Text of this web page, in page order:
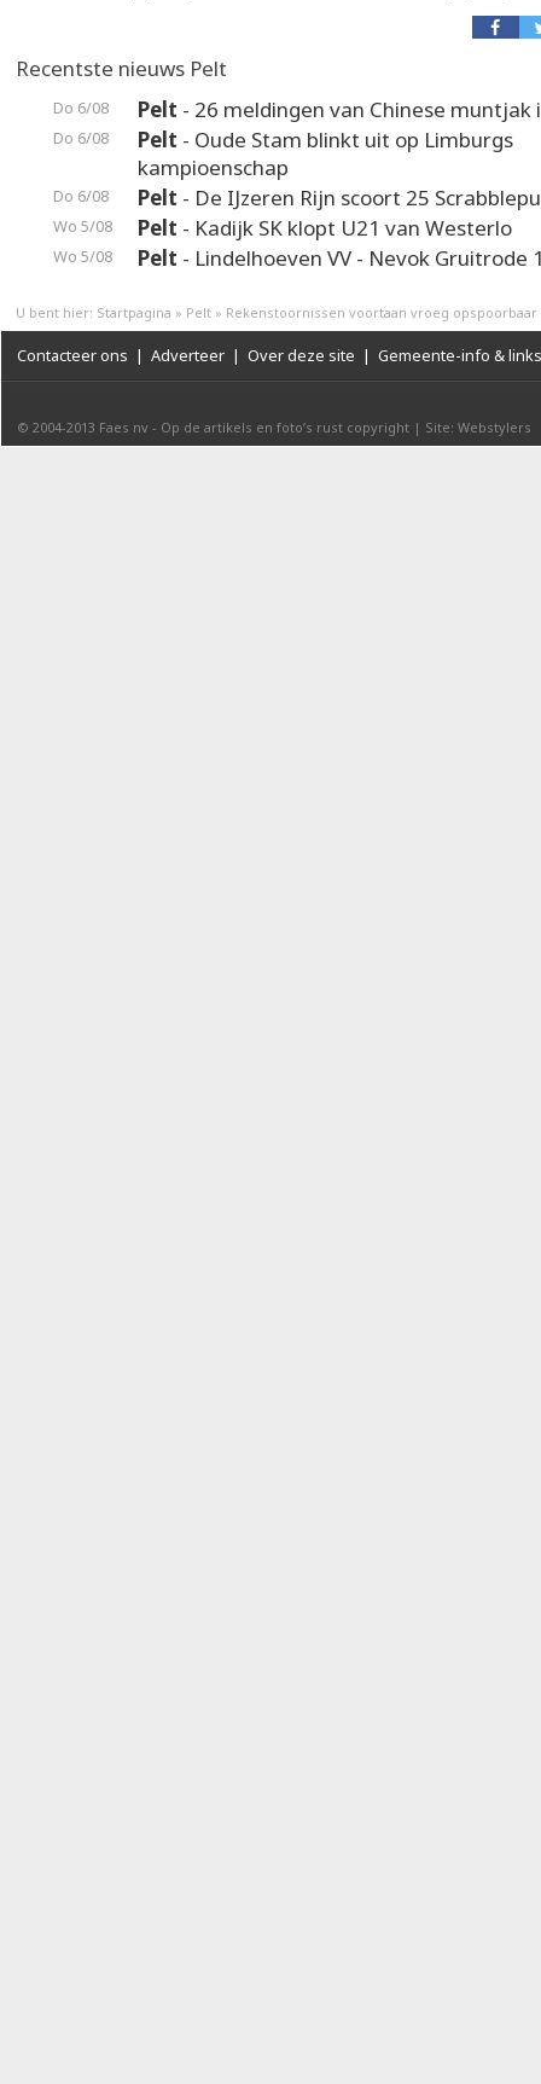
Recentste nieuws Pelt
Do 6/08 Pelt - 26 meldingen van Chinese muntjak
Do 6/08 Pelt - Oude Stam blinkt uit op Limburgs
kampioenschap
Do 6/08 Pelt - De IJzeren Rijn scoort 25
Wo 5/08 Pelt - Kadijk SK klopt U21 van Westerlo
Wo 5/08 Pelt - Lindelhoeven VV - Nevok Gruitrode
U bent hier: Startpagina » Pelt » Rekenstoornissen voortaan vroeg opspoorbaar
Contacteer ons | Adverteer | Over deze site | Gemeente-info & links
© 2004-2013 Faes nv - Op de artikels en foto’s rust copyright | Site: Webstylers